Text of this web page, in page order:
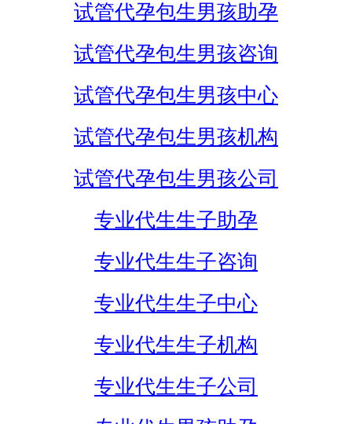
试管代孕包生男孩助孕
试管代孕包生男孩咨询
试管代孕包生男孩中心
试管代孕包生男孩机构
试管代孕包生男孩公司
专业代生生子助孕
专业代生生子咨询
专业代生生子中心
专业代生生子机构
专业代生生子公司